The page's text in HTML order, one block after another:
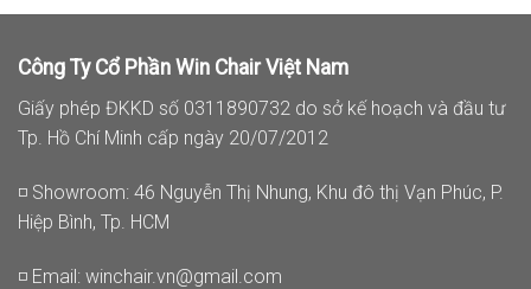
Công Ty Cổ Phần Win Chair Việt Nam
Giấy phép ĐKKD số 0311890732 do sở kế hoạch và đầu tư
Tp. Hồ Chí Minh cấp ngày 20/07/2012
◽ Showroom: 46 Nguyễn Thị Nhung, Khu đô thị Vạn Phúc, P.
Hiệp Bình, Tp. HCM
◽ Email: winchair.vn@gmail.com